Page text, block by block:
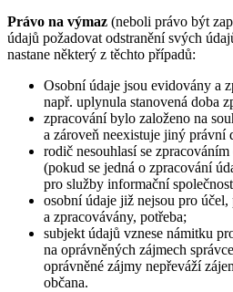
Právo na výmaz (neboli právo být
údajů požadovat odstranění svých
nastane některý z těchto případů:
Osobní údaje jsou evidovány a
např. uplynula stanovená doba
zpracování bylo založeno na
a zároveň neexistuje jiný
rodič nesouhlasí se
(pokud se jedná o zpracování
pro služby informační
osobní údaje již nejsou pro
a zpracovávány, potřeba;
subjekt údajů vznese námitku
na oprávněných zájmech
oprávněné zájmy nepřeváží
občana.